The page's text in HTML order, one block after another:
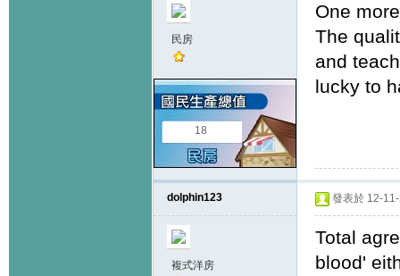
民房
18
One
The
and
lucky to
dolphin123
複式洋房
發表於 12-
Total
blood'